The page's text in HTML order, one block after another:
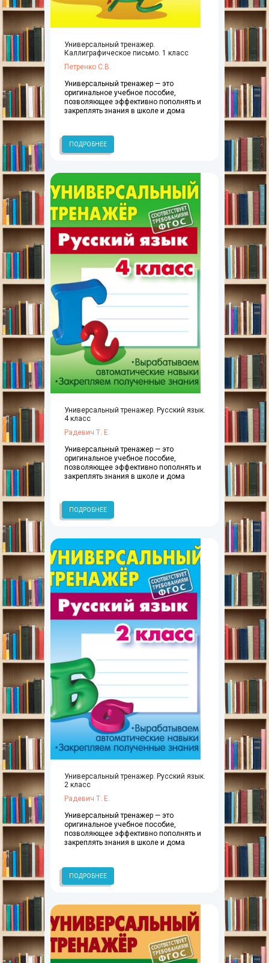
Универсальный тренажер.
Каллиграфическое письмо. 1 класс
Петренко С.В.
Универсальный тренажер — это
оригинальное учебное пособие,
позволяющее эффективно пополнять и
закреплять знания в школе и дома
ПОДРОБНЕЕ
Универсальный тренажер. Русский язык.
4 класс
Радевич Т. Е.
Универсальный тренажер — это
оригинальное учебное пособие,
позволяющее эффективно пополнять и
закреплять знания в школе и дома
ПОДРОБНЕЕ
Универсальный тренажер. Русский язык.
2 класс
Радевич Т. Е.
Универсальный тренажер — это
оригинальное учебное пособие,
позволяющее эффективно пополнять и
закреплять знания в школе и дома
ПОДРОБНЕЕ